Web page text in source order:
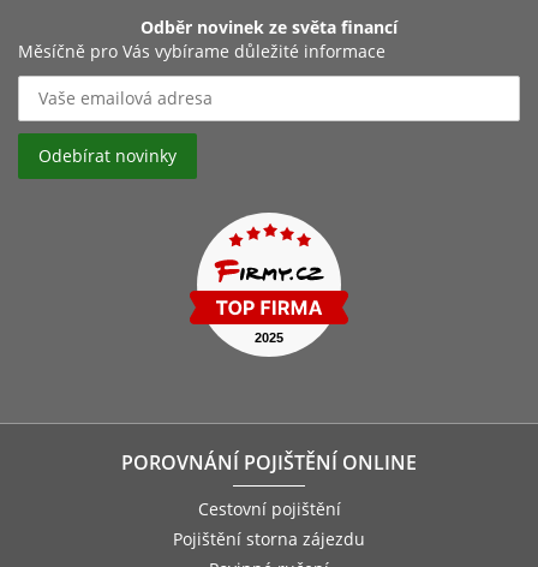
Odběr novinek ze světa financí
Měsíčně pro Vás vybírame důležité informace
POROVNÁNÍ POJIŠTĚNÍ ONLINE
Cestovní pojištění
Pojištění storna zájezdu